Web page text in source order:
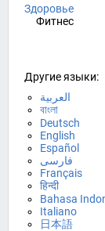
Здоровье
Фитнес
Другие языки:
العربية
বাংলা
Deutsch
English
Español
فارسی
Français
हिन्दी
Bahasa
Italiano
日本語